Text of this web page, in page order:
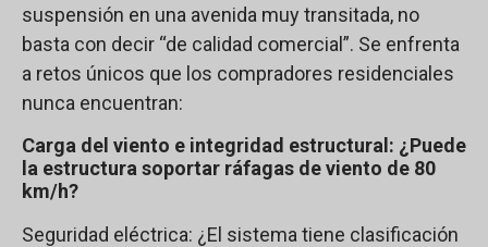
suspensión en una avenida muy transitada, no
basta con decir “de calidad comercial”. Se enfrenta
a retos únicos que los compradores residenciales
nunca encuentran:
Carga del viento e integridad estructural: ¿Puede
la estructura soportar ráfagas de viento de 80
km/h?
Seguridad eléctrica: ¿El sistema tiene clasificación